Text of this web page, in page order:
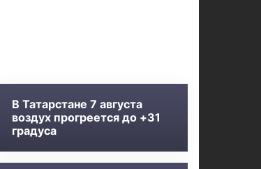
В Татарстане 7 августа
воздух прогреется до +31
градуса